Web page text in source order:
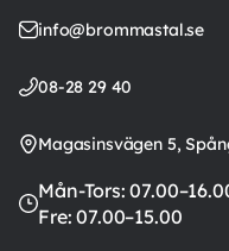
info@brommastal.se
08-28 29 40
Magasinsvägen 5,
Mån-Tors:
Fre: 07.00–15.00